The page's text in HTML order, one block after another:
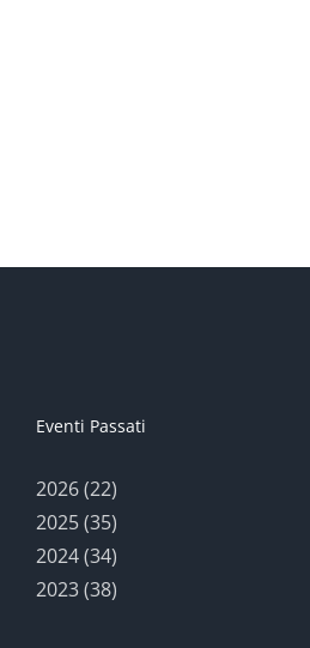
Eventi Passati
2026 (22)
2025 (35)
2024 (34)
2023 (38)